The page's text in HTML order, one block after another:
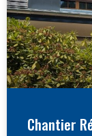
Chantier